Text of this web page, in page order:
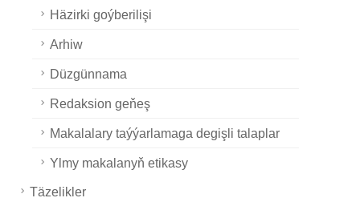
Häzirki goýberilişi
Arhiw
Düzgünnama
Redaksion geňeş
Makalalary taýýarlamaga degişli talaplar
Ylmy makalanyň etikasy
Täzelikler